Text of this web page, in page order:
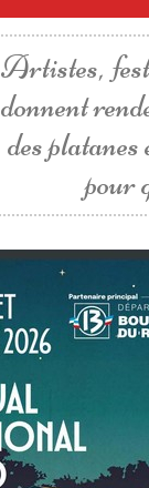
Artistes,
donnent
des
pour